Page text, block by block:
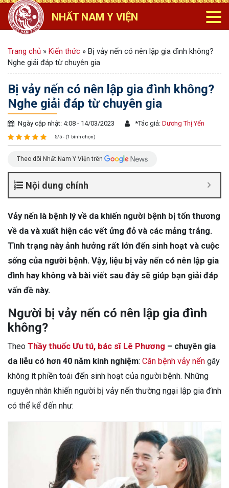
NHẤT NAM Y VIỆN
Trang chủ » Kiến thức » Bị vảy nến có nên lập gia đình không?
Nghe giải đáp từ chuyên gia
Bị vảy nến có nên lập gia đình không?
Nghe giải đáp từ chuyên gia
Ngày cập nhật: 4:08 - 14/03/2023 *Tác giả: Dương Thị Yến
5/5 - (1 bình chọn)
Theo dõi Nhất Nam Y Viện trên
Nội dung chính
Vảy nến là bệnh lý về da khiến người bệnh bị tổn thương
về da và xuất hiện các vết ửng đỏ và các mảng trắng.
Tình trạng này ảnh hưởng rất lớn đến sinh hoạt và cuộc
sống của người bệnh. Vậy, liệu bị vảy nến có nên lập gia
đình hay không và bài viết sau đây sẽ giúp bạn giải đáp
vấn đề này.
Người bị vảy nến có nên lập gia đình
không?
Theo Thầy thuốc Ưu tú, bác sĩ Lê Phương – chuyên gia
da liễu có hơn 40 năm kinh nghiệm: Căn bệnh vảy nến gây
không ít phiền toái đến sinh hoạt của người bệnh. Những
nguyên nhân khiến người bị vảy nến thường ngại lập gia đình
có thể kể đến như: